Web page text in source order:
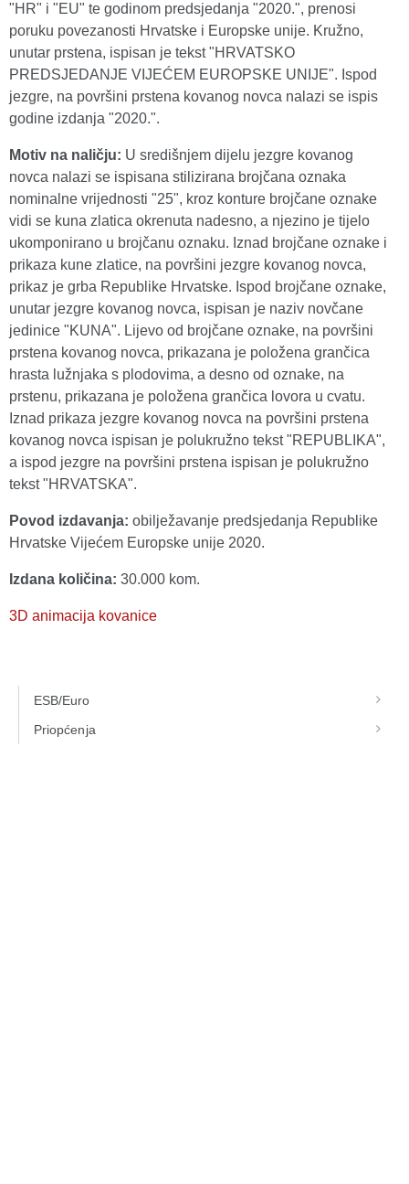
"HR" i "EU" te godinom predsjedanja "2020.", prenosi
poruku povezanosti Hrvatske i Europske unije. Kružno,
unutar prstena, ispisan je tekst "HRVATSKO
PREDSJEDANJE VIJEĆEM EUROPSKE UNIJE". Ispod
jezgre, na površini prstena kovanog novca nalazi se ispis
godine izdanja "2020.".
Motiv na naličju: U središnjem dijelu jezgre kovanog
novca nalazi se ispisana stilizirana brojčana oznaka
nominalne vrijednosti "25", kroz konture brojčane oznake
vidi se kuna zlatica okrenuta nadesno, a njezino je tijelo
ukomponirano u brojčanu oznaku. Iznad brojčane oznake i
prikaza kune zlatice, na površini jezgre kovanog novca,
prikaz je grba Republike Hrvatske. Ispod brojčane oznake,
unutar jezgre kovanog novca, ispisan je naziv novčane
jedinice "KUNA". Lijevo od brojčane oznake, na površini
prstena kovanog novca, prikazana je položena grančica
hrasta lužnjaka s plodovima, a desno od oznake, na
prstenu, prikazana je položena grančica lovora u cvatu.
Iznad prikaza jezgre kovanog novca na površini prstena
kovanog novca ispisan je polukružno tekst "REPUBLIKA",
a ispod jezgre na površini prstena ispisan je polukružno
tekst "HRVATSKA".
Povod izdavanja: obilježavanje predsjedanja Republike
Hrvatske Vijećem Europske unije 2020.
Izdana količina: 30.000 kom.
3D animacija kovanice
ESB/Euro
Priopćenja